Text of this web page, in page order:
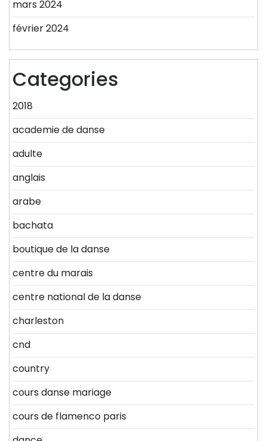
mars 2024
février 2024
Categories
2018
academie de danse
adulte
anglais
arabe
bachata
boutique de la danse
centre du marais
centre national de la danse
charleston
cnd
country
cours danse mariage
cours de flamenco paris